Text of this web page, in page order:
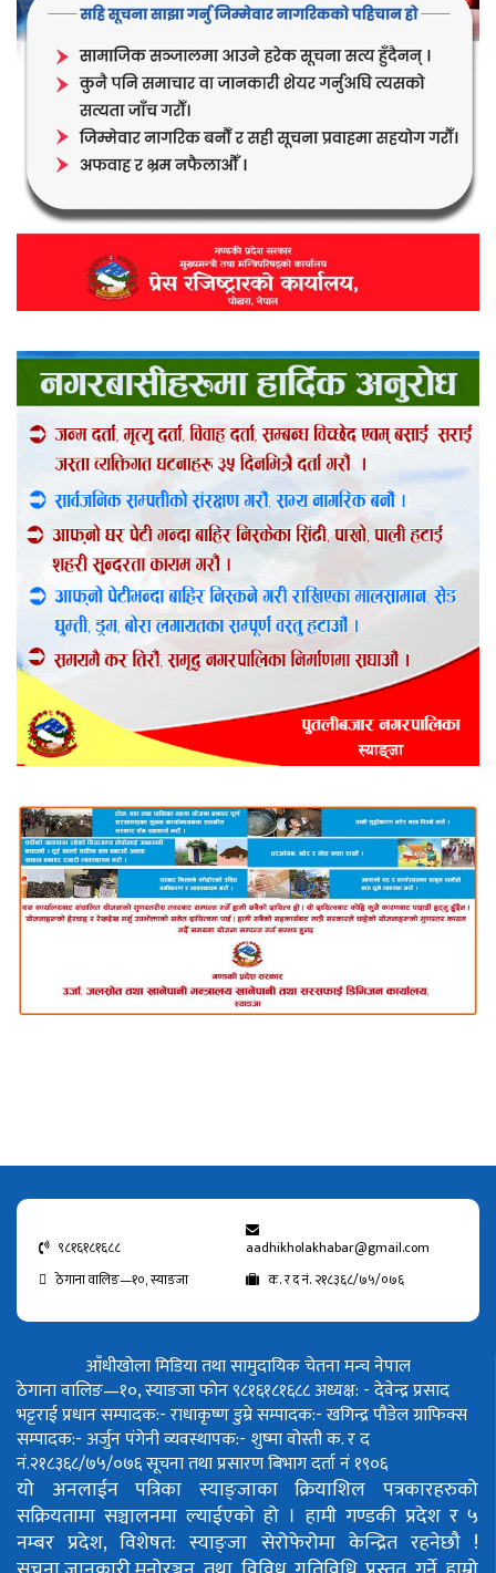
९८१६१८१६८८
aadhikholakhabar@gmail.com
ठेगाना वालिङ—१०, स्याङजा
क. र द नं. २१८३६८/७५/०७६
आँधीखोला मिडिया तथा सामुदायिक चेतना मन्च नेपाल
ठेगाना वालिङ—१०, स्याङजा फोन ९८१६१८१६८८अध्यक्ष: - देवेन्द्र प्रसाद
भट्टराईप्रधान सम्पादक:- राधाकृष्ण डुम्रेसम्पादक:- खगिन्द्र पौडेलग्राफिक्स
सम्पादक:- अर्जुन पंगेनीव्यवस्थापक:- शुष्मा वोस्तीक. र द
नं.२१८३६८/७५/०७६सूचना तथा प्रसारण बिभाग दर्ता नं १९०६
यो अनलाईन पत्रिका स्याङ्जाका क्रियाशिल पत्रकारहरुको
सक्रियतामा सञ्चालनमा ल्याईएको हो । हामी गण्डकी प्रदेश र ५
नम्बर प्रदेश, विशेषत: स्याङ्जा सेरोफेरोमा केन्द्रित रहनेछौ !